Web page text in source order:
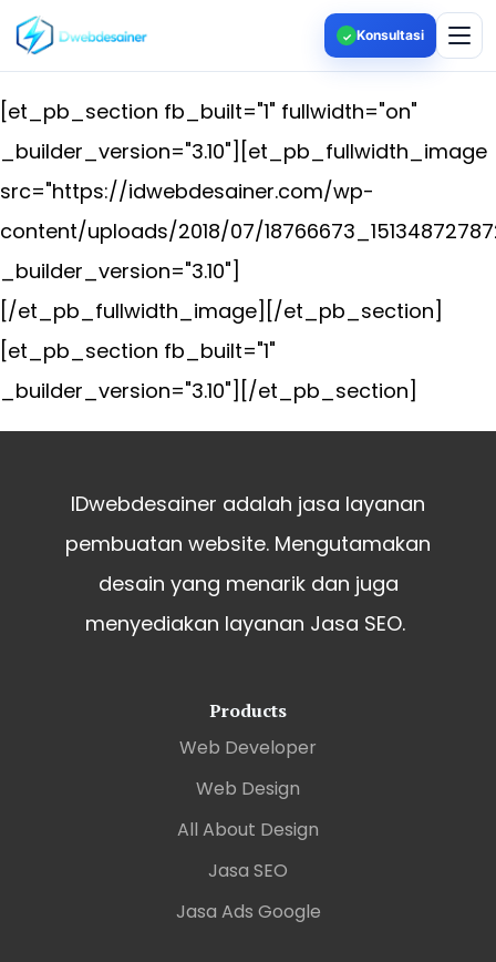
✓ Konsultasi
[et_pb_section fb_built="1" fullwidth="on"
_builder_version="3.10"][et_pb_fullwidth_image
src="https://idwebdesainer.com/wp-
content/uploads/2018/07/
_builder_version="3.10"]
[/et_pb_fullwidth_image][/et_pb_section]
[et_pb_section fb_built="1"
_builder_version="3.10"][/et_pb_section]
IDwebdesainer adalah jasa layanan
pembuatan website. Mengutamakan
desain yang menarik dan juga
menyediakan layanan Jasa SEO.
Products
Web Developer
Web Design
All About Design
Jasa SEO
Jasa Ads Google